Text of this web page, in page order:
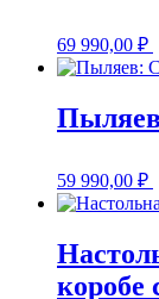
69 990,00 ₽
59 990,00 ₽
коробе